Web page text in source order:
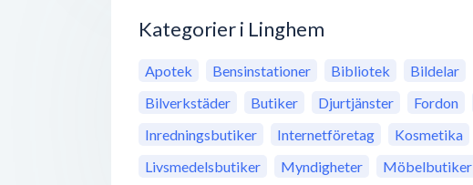
Kategorier i Linghem
Apotek Bensinstationer Bibliotek
Bildelar
Bilverkstäder
Butiker Djurtjänster Fordon
Inredningsbutiker
Internetföretag
Kosmetika
Livsmedelsbutiker
Myndigheter
Möbelbutiker